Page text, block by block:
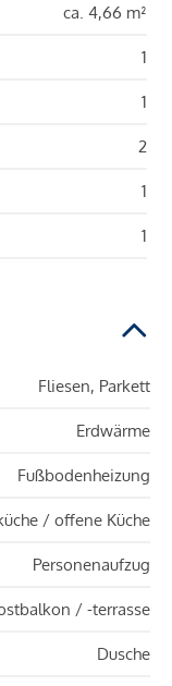
ca. 4,66 m²
1
1
2
1
1
Fliesen, Parkett
Erdwärme
Fußbodenheizung
/ offene Küche
Personenaufzug
/ -terrasse
Dusche